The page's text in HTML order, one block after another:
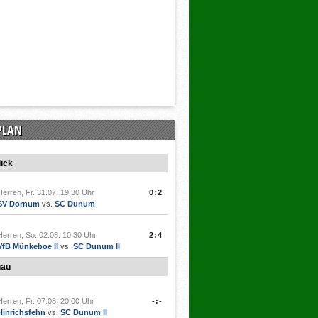
Fr. 31.07. 19:30 Uhr
Dornum vs. SC Dunum
0:2
So. 02.08. 10:30 Uhr
Münkeboe II vs. SC Dunum II
2:4
Fr. 07.08. 20:00 Uhr
vs. SC Dunum II
-:-